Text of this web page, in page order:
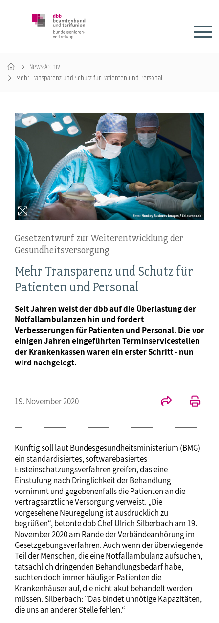
News-Archiv
Mehr Transparenz und Schutz für Patienten und Personal
Gesetzentwurf zur Weiterentwicklung der
Gesundheitsversorgung
Mehr Transparenz und Schutz für
Patienten und Personal
Seit Jahren weist der dbb auf die Überlastung der
Notfallambulanzen hin und fordert
Verbesserungen für Patienten und Personal. Die vor
einigen Jahren eingeführten Terminservicestellen
der Krankenkassen waren ein erster Schritt - nun
wird nachgelegt.
19. November 2020
Künftig soll laut Bundesgesundheitsministerium (BMG)
ein standardisiertes, softwarebasiertes
Ersteinschätzungsverfahren greifen, das eine
Einstufung nach Dringlichkeit der Behandlung
vornimmt und gegebenenfalls die Patienten an die
vertragsärztliche Versorgung verweist. „Die
vorgesehene Neuregelung ist ausdrücklich zu
begrüßen“, betonte dbb Chef Ulrich Silberbach am 19.
November 2020 am Rande der Verbändeanhörung im
Gesetzgebungsverfahren. Auch wenn der überwiegende
Teil der Menschen, die eine Notfallambulanz aufsuchen,
tatsächlich dringenden Behandlungsbedarf habe,
suchten doch immer häufiger Patienten die
Krankenhäuser auf, die nicht akut behandelt werden
müssen. Silberbach: "Das bindet unnötige Kapazitäten,
die uns an anderer Stelle fehlen.“